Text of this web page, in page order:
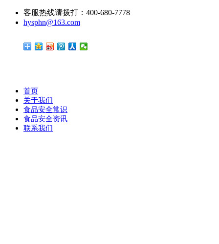
客服热线请拨打：400-680-7778
hysphn@163.com
首页
关于我们
食品安全常识
食品安全资讯
联系我们